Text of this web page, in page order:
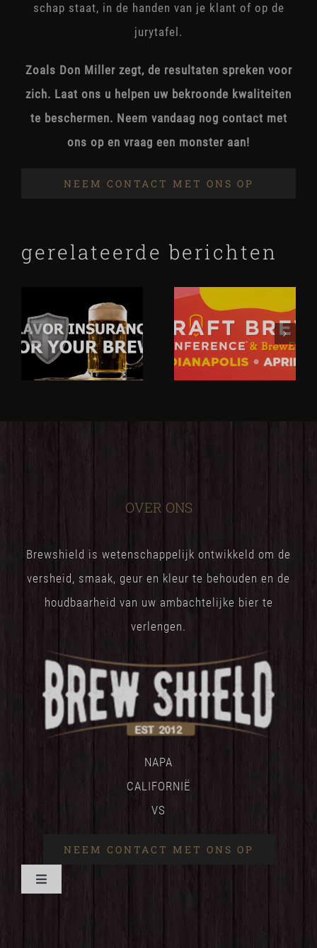
schap staat, in de handen van je klant of op de
jurytafel.
Zoals Don Miller zegt, de resultaten spreken voor
zich. Laat ons u helpen uw bekroonde kwaliteiten
te beschermen. Neem vandaag nog contact met
ons op en vraag een monster aan!
NEEM CONTACT MET ONS OP
gerelateerde berichten
OVER ONS
Brewshield is wetenschappelijk ontwikkeld om de
versheid, smaak, geur en kleur te behouden en de
houdbaarheid van uw ambachtelijke bier te
verlengen.
NAPA
CALIFORNIË
VS
NEEM CONTACT MET ONS OP
Navigatie